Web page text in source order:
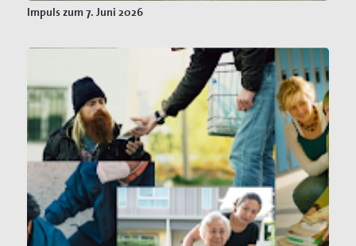
Impuls zum 7. Juni 2026